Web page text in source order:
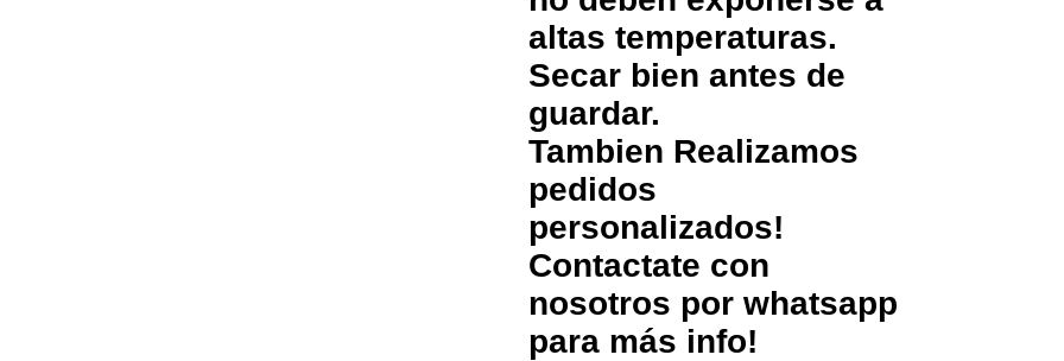
altas temperaturas.
Secar bien antes de
guardar.
Tambien Realizamos
pedidos
personalizados!
Contactate con
nosotros por whatsapp
para más info!